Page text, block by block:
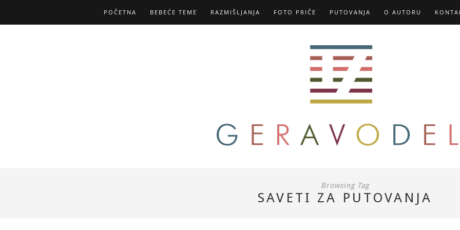
POČETNA BEBEĆE TEME RAZMIŠLJANJA FOTO PRIČE PUTOVANJA O AUTORU
Browsing Tag
SAVETI ZA PUTOVANJA